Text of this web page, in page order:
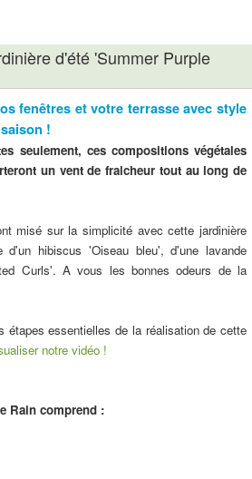
d'été 'Summer Purple
fenêtres et votre terrasse avec style
!
seulement, ces compositions végétales
un vent de fraicheur tout au long de
misé sur la simplicité avec cette jardinière
d'un hibiscus 'Oiseau bleu', d'une lavande
Curls'. A vous les bonnes odeurs de la
étapes essentielles de la réalisation de cette
notre vidéo !
Rain comprend :